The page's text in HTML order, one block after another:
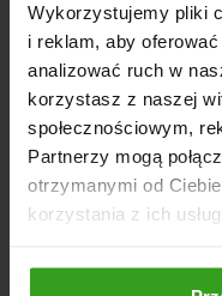
Wykorzystujemy pliki
i reklam, aby
analizować ruch w
korzystasz z naszej
społecznościowym,
Partnerzy mogą
otrzymanymi od
korzystania z ich usług.
Certyfikaty: CE oraz
Kosiarka bijakowa AM
jakość pracy. Solidna
nowoczesnych
że jest doskonałym
profesjonalizm i
z niezawodnym sprzętem!
NASI KLIENCI